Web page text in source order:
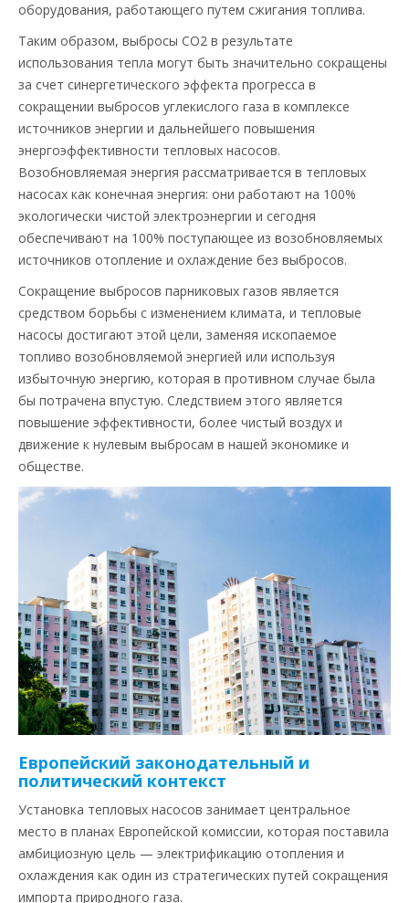
оборудования, работающего путем сжигания топлива.
Таким образом, выбросы CO2 в результате
использования тепла могут быть значительно сокращены
за счет синергетического эффекта прогресса в
сокращении выбросов углекислого газа в комплексе
источников энергии и дальнейшего повышения
энергоэффективности тепловых насосов.
Возобновляемая энергия рассматривается в тепловых
насосах как конечная энергия: они работают на 100%
экологически чистой электроэнергии и сегодня
обеспечивают на 100% поступающее из возобновляемых
источников отопление и охлаждение без выбросов.
Сокращение выбросов парниковых газов является
средством борьбы с изменением климата, и тепловые
насосы достигают этой цели, заменяя ископаемое
топливо возобновляемой энергией или используя
избыточную энергию, которая в противном случае была
бы потрачена впустую. Следствием этого является
повышение эффективности, более чистый воздух и
движение к нулевым выбросам в нашей экономике и
обществе.
Европейский законодательный и
политический контекст
Установка тепловых насосов занимает центральное
место в планах Европейской комиссии, которая поставила
амбициозную цель — электрификацию отопления и
охлаждения как один из стратегических путей сокращения
импорта природного газа.